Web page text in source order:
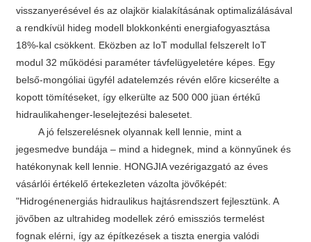
visszanyerésével és az olajkör kialakításának optimalizálásával
a rendkívül hideg modell blokkonkénti energiafogyasztása
18%-kal csökkent. Eközben az IoT modullal felszerelt IoT
modul 32 működési paraméter távfelügyeletére képes. Egy
belső-mongóliai ügyfél adatelemzés révén előre kicserélte a
kopott tömítéseket, így elkerülte az 500 000 jüan értékű
hidraulikahenger-leselejtezési balesetet.
A jó felszerelésnek olyannak kell lennie, mint a
jegesmedve bundája – mind a hidegnek, mind a könnyűnek és
hatékonynak kell lennie. HONGJIA vezérigazgató az éves
vásárlói értékelő értekezleten vázolta jövőképét:
"Hidrogénenergiás hidraulikus hajtásrendszert fejlesztünk. A
jövőben az ultrahideg modellek zéró emissziós termelést
fognak elérni, így az építkezések a tiszta energia valódi